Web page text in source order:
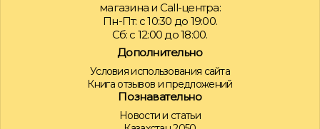
магазина и Call-центра:
Пн-Пт: с 10:30 до 19:00.
Сб: с 12:00 до 18:00.
Дополнительно
Условия использования сайта
Книга отзывов и предложений
Познавательно
Новости и статьи